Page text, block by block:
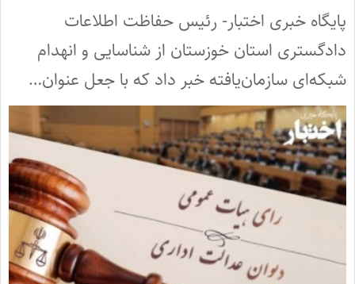
پایگاه خبری اختبار- رئیس حفاظت اطلاعات
دادگستری استان خوزستان از شناسایی و انهدام
شبکه‌ای سازمان‌یافته خبر داد که با جعل عنوان…